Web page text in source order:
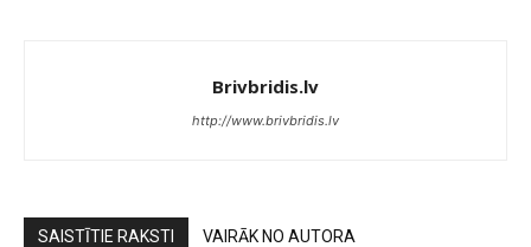
Brivbridis.lv
http://www.brivbridis.lv
SAISTĪTIE RAKSTI VAIRĀK NO AUTORA